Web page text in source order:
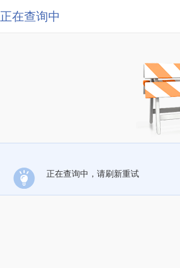
正在查询中
正在查询中，请刷新重试